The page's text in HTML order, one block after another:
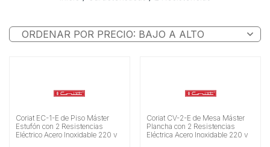
Coriat EC-1-E de Piso Máster
Estufón con 2 Resistencias
Eléctrico Acero Inoxidable 220 v
Coriat CV-2-E de Mesa Máster
Plancha con 2 Resistencias
Eléctrica Acero Inoxidable 220 v